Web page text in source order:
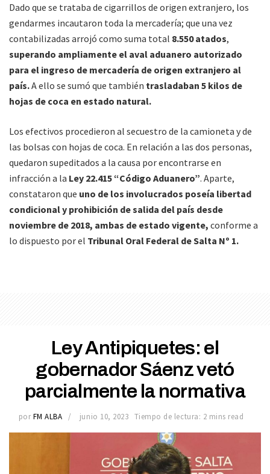
Dado que se trataba de cigarrillos de origen extranjero, los
gendarmes incautaron toda la mercadería; que una vez
contabilizadas arrojó como suma total 8.550 atados,
superando ampliamente el aval aduanero autorizado
para el ingreso de mercadería de origen extranjero al
país.A ello se sumó que también trasladaban 5 kilos de
hojas de coca en estado natural.
Los efectivos procedieron al secuestro de la camioneta y de
las bolsas con hojas de coca. En relación a las dos personas,
quedaron supeditados a la causa por encontrarse en
infracción a la Ley 22.415 “Código Aduanero”. Aparte,
constataron que uno de los involucrados poseía libertad
condicional y prohibición de salida del país desde
noviembre de 2018, ambas de estado vigente, conforme a
lo dispuesto por el Tribunal Oral Federal de Salta Nº 1.
Ley Antipiquetes: el
gobernador Sáenz vetó
parcialmente la normativa
por FM ALBA junio 10, 2023 Tiempo de lectura: 2 mins read